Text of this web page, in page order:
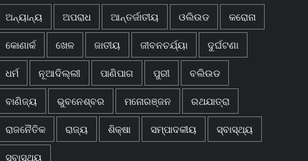
ଅନ୍ୟାନ୍ୟ ଅପରାଧ ଆନ୍ତର୍ଜାତୀୟ ଓଲିଉଡ କରୋନା
କୋଣାର୍କ ଖେଳ ଜାତୀୟ ଜୀବନଚର୍ଯ୍ୟା ଦୁର୍ଘଟଣା
ଧର୍ମ ନୂଆଦିଲ୍ଲୀ ପାଣିପାଗ ପୁରୀ ବଲିଉଡ
ବାଣିଜ୍ୟ ଭୁବନେଶ୍ବର ମନୋରଞ୍ଜନ ରଥଯାତ୍ରା
ରାଜନୈତିକ ରାଜ୍ୟ ଶିକ୍ଷା ସମ୍ପାଦକୀୟ ସ୍ବାସ୍ଥ୍ୟ
ସ୍ବାସ୍ଥ୍ୟ